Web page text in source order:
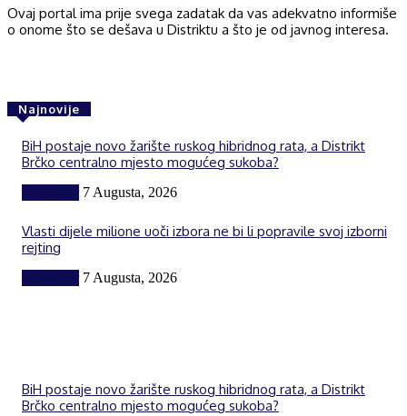
Ovaj portal ima prije svega zadatak da vas adekvatno informiše
o onome što se dešava u Distriktu a što je od javnog interesa.
Najnovije
BiH postaje novo žarište ruskog hibridnog rata, a Distrikt
Brčko centralno mjesto mogućeg sukoba?
7 Augusta, 2026
Vlasti dijele milione uoči izbora ne bi li popravile svoj izborni
rejting
7 Augusta, 2026
BiH postaje novo žarište ruskog hibridnog rata, a Distrikt
Brčko centralno mjesto mogućeg sukoba?